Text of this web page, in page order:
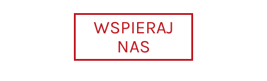
WSPIERAJ
NAS